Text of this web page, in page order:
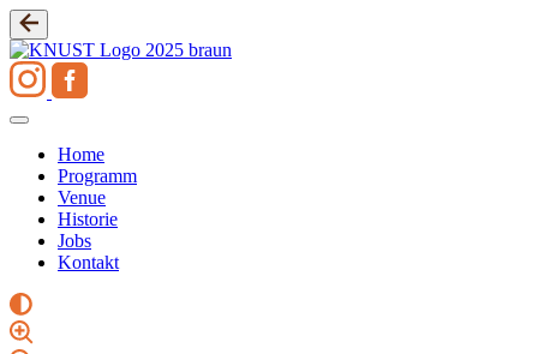
Zum
Inhalt
springen
Home
Programm
Venue
Historie
Jobs
Kontakt